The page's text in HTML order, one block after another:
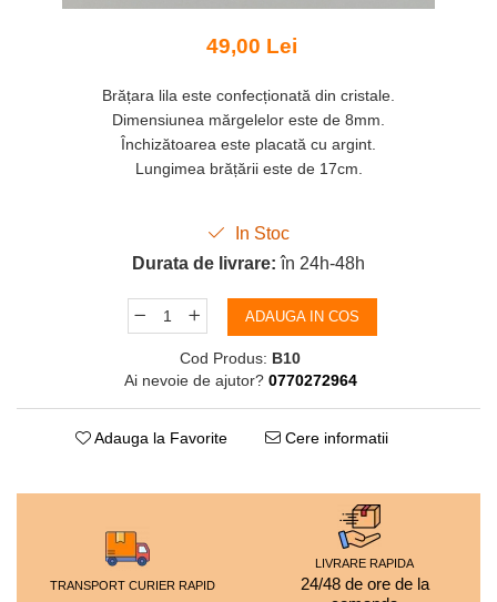
49,00 Lei
Brățara lila este confecționată din cristale.
Dimensiunea mărgelelor este de 8mm.
Închizătoarea este placată cu argint.
Lungimea brățării este de 17cm.
In Stoc
Durata de livrare: în 24h-48h
ADAUGA IN COS
Cod Produs: B10
Ai nevoie de ajutor? 0770272964
Adauga la Favorite Cere informatii
TRANSPORT CURIER RAPID
LIVRARE RAPIDA
24/48 de ore de la